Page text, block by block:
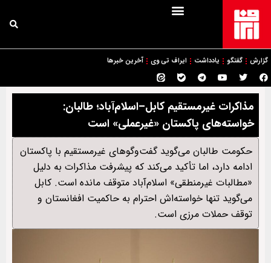
گزارش گفتگو یادداشت ایراف تی وی آخرین خبرها
مذاکرات غیرمستقیم کابل–اسلام‌آباد؛ طالبان:
خواسته‌های پاکستان «غیرعملی» است
حکومت طالبان می‌گوید گفت‌وگوهای غیرمستقیم با پاکستان
ادامه دارد، اما تأکید می‌کند که پیشرفت مذاکرات به دلیل
«مطالبات غیرمنطقی» اسلام‌آباد متوقف مانده است. کابل
می‌گوید تنها خواسته‌اش احترام به حاکمیت افغانستان و
توقف حملات مرزی است.